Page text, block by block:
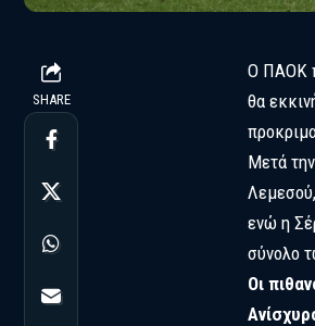
SHARE
Ο ΠΑΟΚ
θα
Μετά
ενώ η
σύνολο
Οι